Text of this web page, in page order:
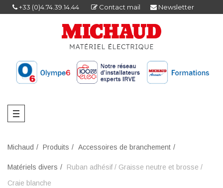
+33 (0)4.74.39.14.44 Contact mail Newsletter
Michaud Produits Accessoires de branchement
Matériels divers
Ruban adhésif / Graisse neutre et brosse /
Craie blanche